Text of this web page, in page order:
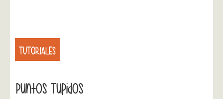
TUTORIALES
Puntos Tupidos